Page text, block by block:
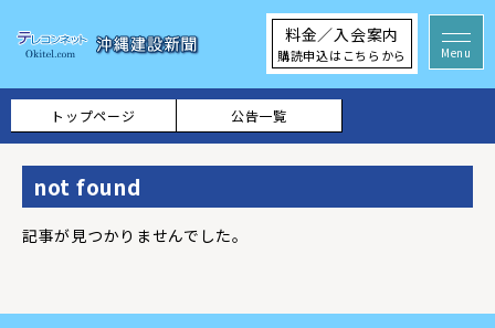
料金／入会案内
購読申込はこちらから
トップページ 公告一覧
not found
記事が見つかりませんでした。